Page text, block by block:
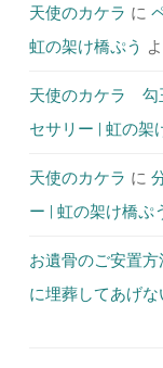
天使のカケラ に
虹の架け橋ぷう
天使のカケラ 勾
セサリー | 虹の架
天使のカケラ に
ー | 虹の架け橋ぷ
お遺骨のご安置
に埋葬してあげ